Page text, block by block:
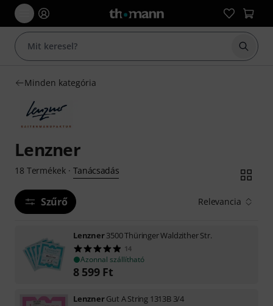
Minden kategória
Lenzner
18 Termékek· Tanácsadás
Szűrő Relevancia
Lenzner3500 Thüringer Waldzither Str.
14
Azonnal szállítható
8 599 Ft
LenznerGut A String 1313B 3/4